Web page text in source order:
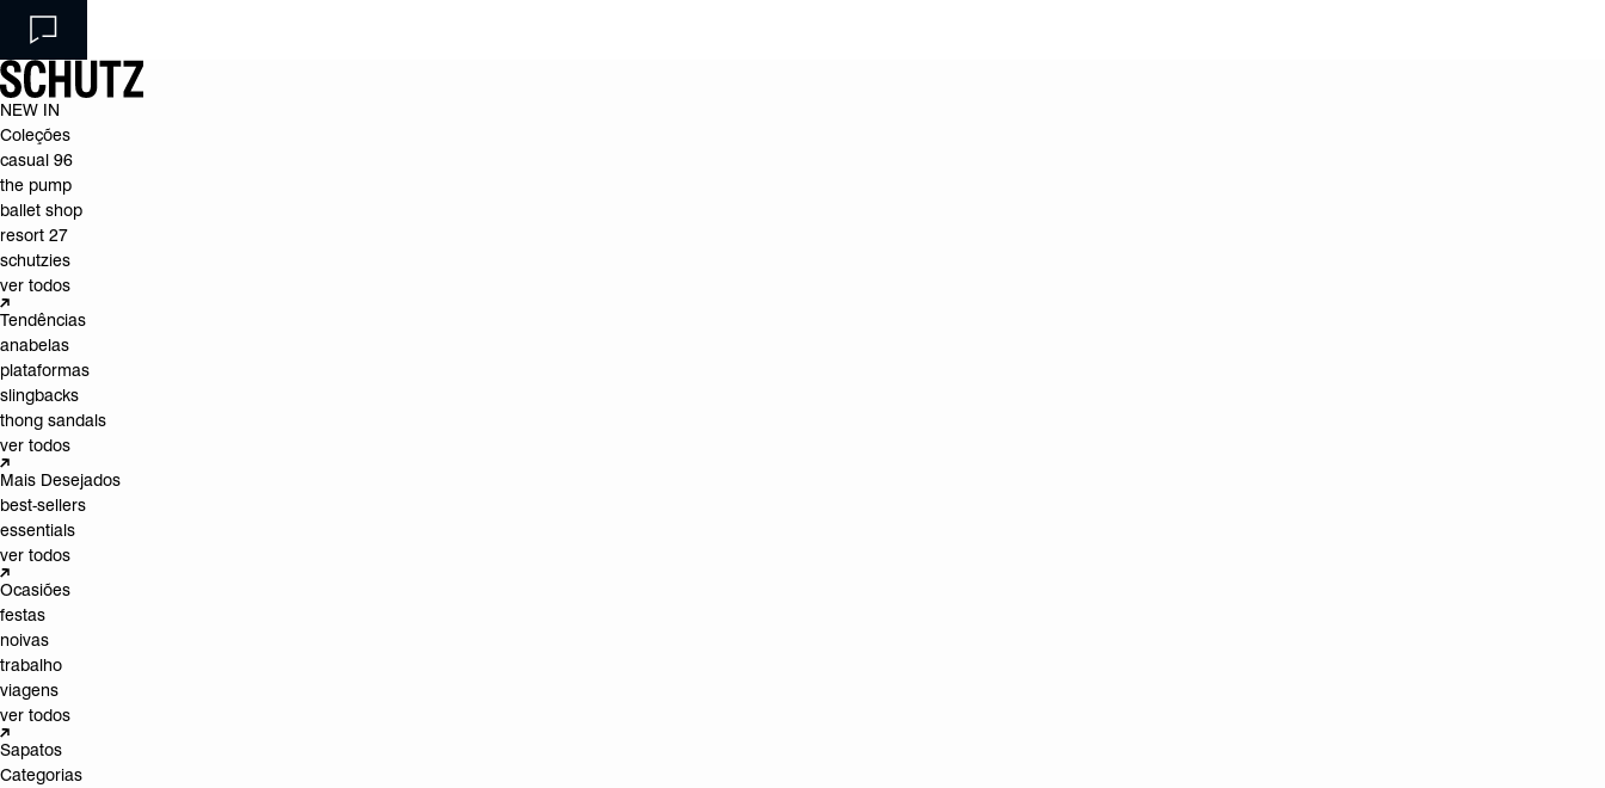
NEW IN
Coleções
casual 96
the pump
ballet shop
resort 27
schutzies
ver todos
Tendências
anabelas
plataformas
slingbacks
thong sandals
ver todos
Mais Desejados
best-sellers
essentials
ver todos
Ocasiões
festas
noivas
trabalho
viagens
ver todos
Sapatos
Categorias